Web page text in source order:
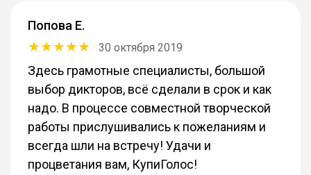
Попова Е.
30 октября 2019
Здесь грамотные специалисты, большой
выбор дикторов, всё сделали в срок и как
надо. В процессе совместной творческой
работы прислушивались к пожеланиям и
всегда шли на встречу! Удачи и
процветания вам, КупиГолос!